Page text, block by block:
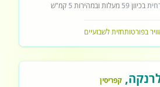
בכיוון59 מעלות ובמהירות 5 קמ"ש
בפורטותחזית לשבועיים
, קפריסין